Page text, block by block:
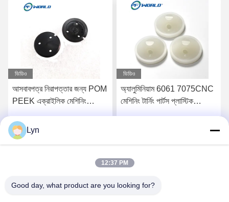
ভিডিও
আসবাবপত্র নিরাপত্তার জন্য POM
PEEK এক্রাইলিক মেশিনিং
ভিডিও
অ্যালুমিনিয়াম 6061 7075CNC
মেশিনিং টার্নিং পার্টস প্লাস্টিক
Lyn
12:37 PM
Good day, what product are you looking for?